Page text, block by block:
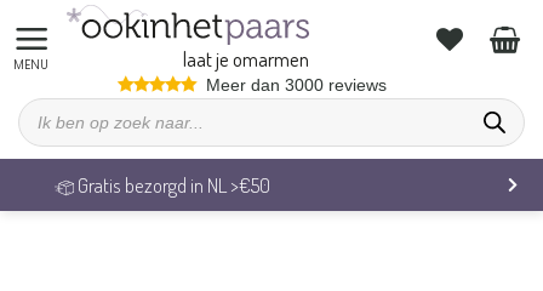
We zijn op vakantie. Vrijdag 7 augustus behandelen we alle
bestellingen weer.
naar
inhoud
laat je omarmen
Meer dan 3000 reviews
Producten
zoeken
Veilig betalen & 14 dagen retourrecht